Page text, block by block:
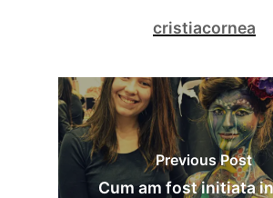
cristiacornea
Previous Post
Cum am fost initiata